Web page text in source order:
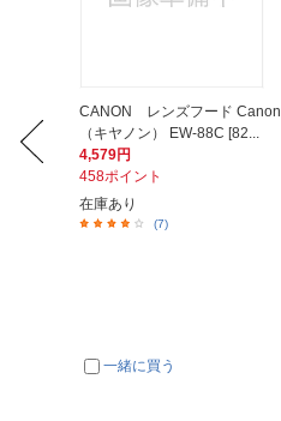
CANON レンズフード Canon
（キヤノン） EW-88C [82...
4,579円
458ポイント
在庫あり
(7)
一緒に買う